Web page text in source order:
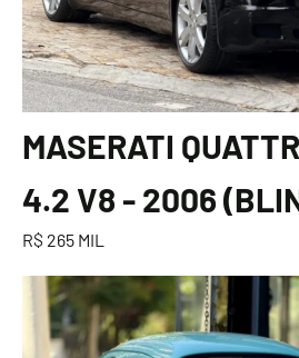
MASERATI
4.2 V8 - 2006
R$ 265 MIL